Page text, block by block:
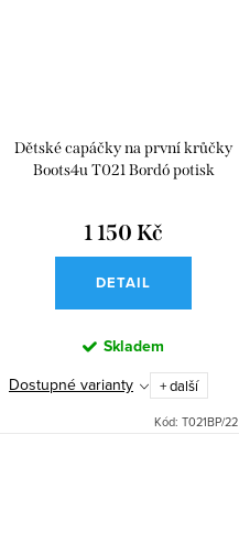
Dětské capáčky na první krůčky
Boots4u T021 Bordó potisk
1 150 Kč
DETAIL
Skladem
Dostupné varianty
+ další
Kód: T021BP/22